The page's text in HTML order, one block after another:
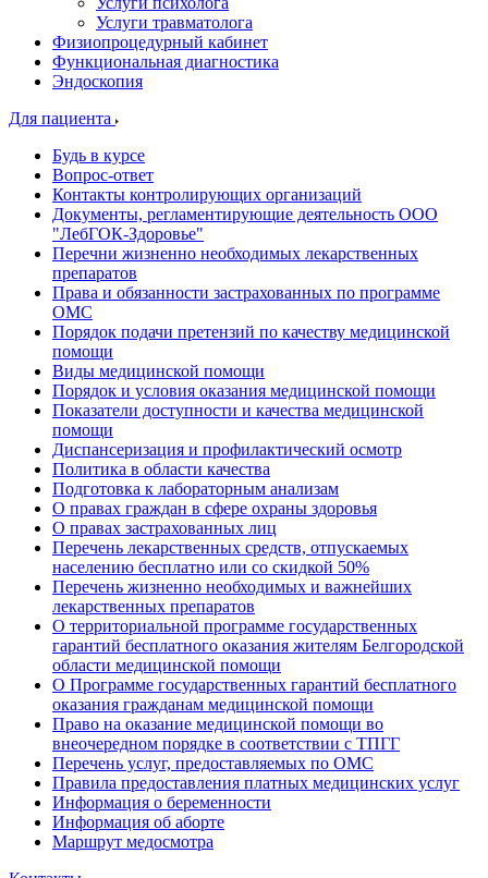
Услуги травматолога
Физиопроцедурный кабинет
Функциональная диагностика
Эндоскопия
Для пациента
Будь в курсе
Вопрос-ответ
Контакты контролирующих организаций
Документы, регламентирующие деятельность ООО
"ЛебГОК-Здоровье"
Перечни жизненно необходимых лекарственных
препаратов
Права и обязанности застрахованных по программе
ОМС
Порядок подачи претензий по качеству медицинской
помощи
Виды медицинской помощи
Порядок и условия оказания медицинской помощи
Показатели доступности и качества медицинской
помощи
Диспансеризация и профилактический осмотр
Политика в области качества
Подготовка к лабораторным анализам
О правах граждан в сфере охраны здоровья
О правах застрахованных лиц
Перечень лекарственных средств, отпускаемых
населению бесплатно или со скидкой 50%
Перечень жизненно необходимых и важнейших
лекарственных препаратов
О территориальной программе государственных
гарантий бесплатного оказания жителям Белгородской
области медицинской помощи
О Программе государственных гарантий бесплатного
оказания гражданам медицинской помощи
Право на оказание медицинской помощи во
внеочередном порядке в соответствии с ТПГГ
Перечень услуг, предоставляемых по ОМС
Правила предоставления платных медицинских услуг
Информация о беременности
Информация об аборте
Маршрут медосмотра